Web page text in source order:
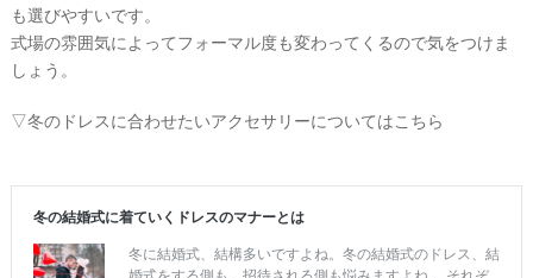
も選びやすいです。
式場の雰囲気によってフォーマル度も変わってくるので気をつけま
しょう。
▽冬のドレスに合わせたいアクセサリーについてはこちら